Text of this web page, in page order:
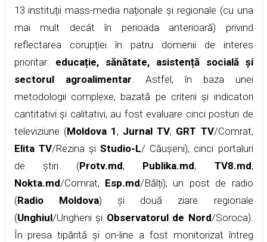
13 instituții mass-media naționale și regionale (cu una
mai mult decât în perioada anterioară) privind
reflectarea corupției în patru domenii de interes
prioritar: educație, sănătate, asistență socială și
sectorul agroalimentar. Astfel, în baza unei
metodologii complexe, bazată pe criterii și indicatori
cantitativi și calitativi, au fost evaluare cinci posturi de
televiziune (Moldova 1 , Jurnal TV, GRT TV/Comrat,
Elita TV/Rezina șiStudio-L/ Căușeni), cinci portaluri
de știri (Protv.md, Publika.md, TV8.md,
Nokta.md/Comrat, Esp.md/Bălți), un post de radio
(Radio Moldova) și două ziare regionale
(Unghiul/Ungheni și Observatorul de Nord/Soroca).
În presa tipărită și on-line a fost monitorizat întreg